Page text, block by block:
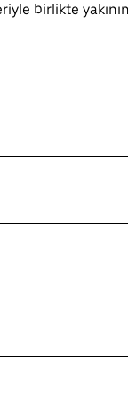
birlikte